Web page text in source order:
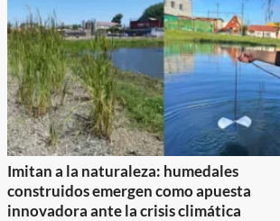
Imitan a la naturaleza: humedales
construidos emergen como apuesta
innovadora ante la crisis climática